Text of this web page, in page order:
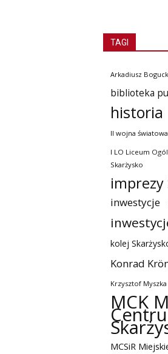
TAGI
Arkadiusz
biblioteka
historia
II wojna światowa
I LO Liceum
Skarżysko
imprezy
inwestycje
kolej
Konrad
Krzysztof Myszka
MCK
MCSiR